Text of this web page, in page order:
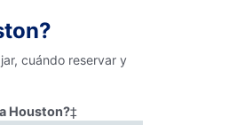
cuándo reservar y
Houston?‡